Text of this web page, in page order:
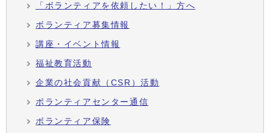
「ボランティアを依頼したい！」方へ
ボランティア募集情報
講座・イベント情報
福祉教育活動
企業の社会貢献（CSR）活動
ボランティアセンター通信
ボランティア保険